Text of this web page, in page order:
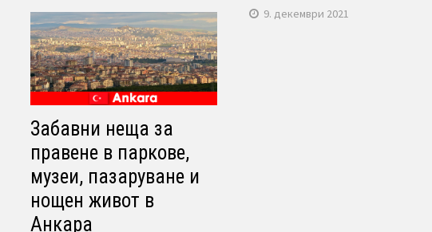
9. декември 2021
Забавни неща за
правене в паркове,
музеи, пазаруване и
нощен живот в
Анкара